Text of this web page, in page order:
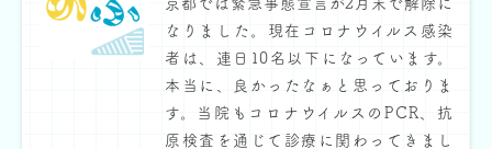
京都では緊急事態宣言が2月末で解除に
なりました。現在コロナウイルス感染
者は、連日10名以下になっています。
本当に、良かったなぁと思っておりま
す。当院もコロナウイルスのPCR、抗
原検査を通じて診療に関わってきまし